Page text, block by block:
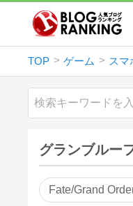
TOP ゲーム スマ
グランブルー
Fate/Grand